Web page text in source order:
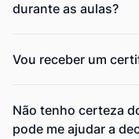
durante as aulas?
Vou receber um
Não tenho certeza
pode me ajudar a